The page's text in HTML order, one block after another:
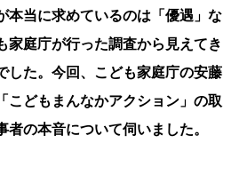
本当に求めているのは「優遇」な
家庭庁が行った調査から見えてき
した。今回、こども家庭庁の安藤
こどもまんなかアクション」の取
者の本音について伺いました。